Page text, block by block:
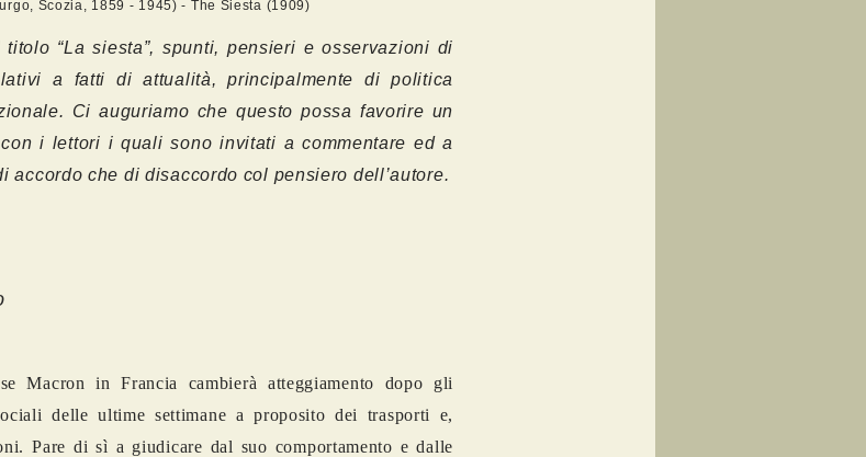
Scozia, 1859 - 1945) - The Siesta (1909)
“La siesta”, spunti, pensieri e osservazioni di
a fatti di attualità, principalmente di politica
Ci auguriamo che questo possa favorire un
i lettori i quali sono invitati a commentare ed a
accordo che di disaccordo col pensiero dell’autore.
Macron in Francia cambierà atteggiamento dopo gli
delle ultime settimane a proposito dei trasporti e,
Pare di sì a giudicare dal suo comportamento e dalle